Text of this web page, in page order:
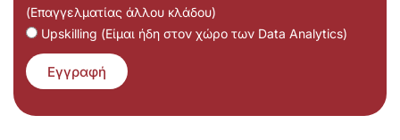
(Επαγγελματίας άλλου κλάδου)
Upskilling (Είμαι ήδη στον χώρο των Data Analytics)
Εγγραφή